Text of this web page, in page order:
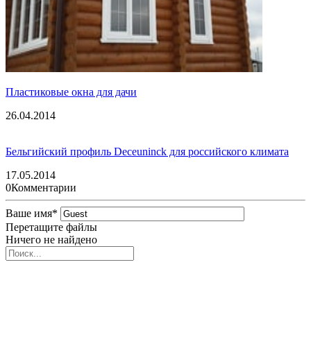
Пластиковые окна для дачи
26.04.2014
Бельгийский профиль Deceuninck для российского климата
17.05.2014
0Комментарии
Ваше имя*
Перетащите файлы
Ничего не найдено